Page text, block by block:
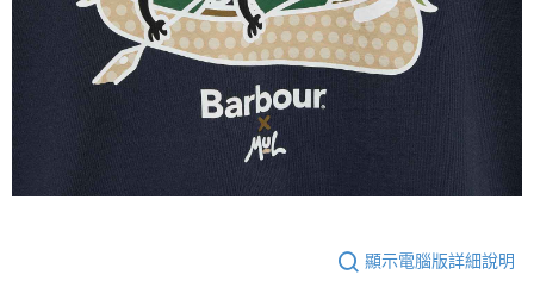
顯示電腦版詳細說明